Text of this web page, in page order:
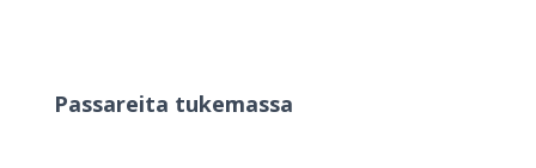
Passareita tukemassa